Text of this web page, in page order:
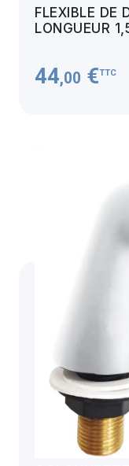
FLEXIBLE DE
LONGUEUR
44,00 €TTC